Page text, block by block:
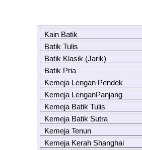
Kain Batik
Batik Tulis
Batik Klasik (Jarik)
Batik Pria
Kemeja Lengan Pendek
Kemeja LenganPanjang
Kemeja Batik Tulis
Kemeja Batik Sutra
Kemeja Tenun
Kemeja Kerah Shanghai